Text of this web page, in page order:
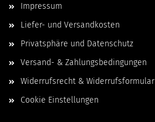
Impressum
Liefer- und Versandkosten
Privatsphäre und Datenschutz
Versand- & Zahlungsbedingungen
Widerrufsrecht & Widerrufsformular
Cookie Einstellungen